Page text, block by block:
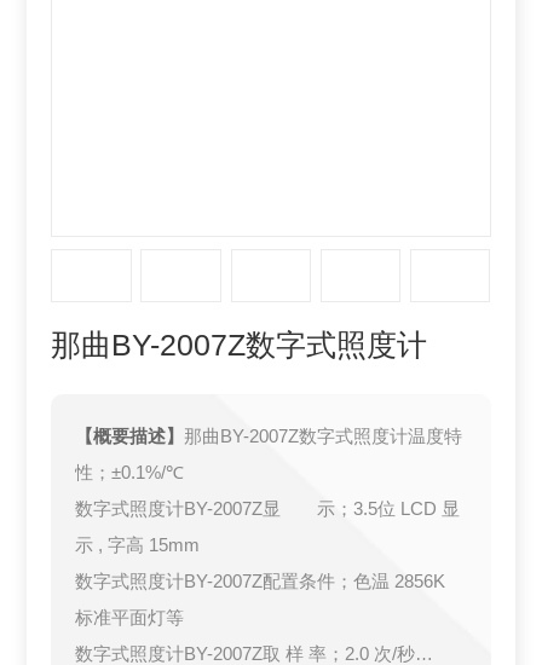
那曲BY-2007Z数字式照度计
【概要描述】 那曲BY-2007Z数字式照度计温度特
性；±0.1%/℃
数字式照度计BY-2007Z显 示；3.5位 LCD 显
示 , 字高 15mm
数字式照度计BY-2007Z配置条件；色温 2856K
标准平面灯等
数字式照度计BY-2007Z取 样 率；2.0 次/秒